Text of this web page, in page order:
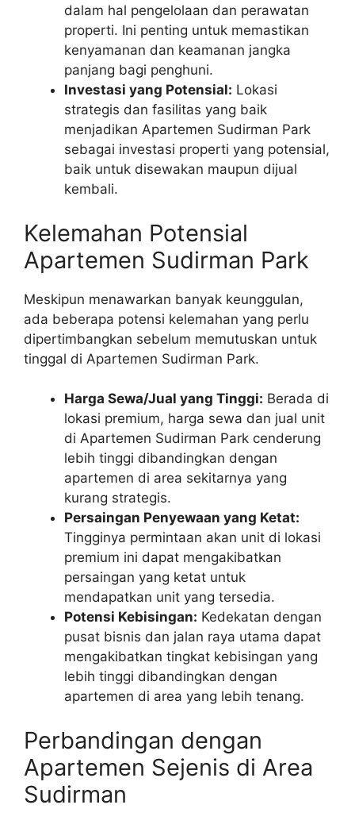
dalam hal pengelolaan dan perawatan
properti. Ini penting untuk memastikan
kenyamanan dan keamanan jangka
panjang bagi penghuni.
Investasi yang Potensial: Lokasi
strategis dan fasilitas yang baik
menjadikan Apartemen Sudirman Park
sebagai investasi properti yang potensial,
baik untuk disewakan maupun dijual
kembali.
Kelemahan Potensial
Apartemen Sudirman Park
Meskipun menawarkan banyak keunggulan,
ada beberapa potensi kelemahan yang perlu
dipertimbangkan sebelum memutuskan untuk
tinggal di Apartemen Sudirman Park.
Harga Sewa/Jual yang Tinggi: Berada di
lokasi premium, harga sewa dan jual unit
di Apartemen Sudirman Park cenderung
lebih tinggi dibandingkan dengan
apartemen di area sekitarnya yang
kurang strategis.
Persaingan Penyewaan yang Ketat:
Tingginya permintaan akan unit di lokasi
premium ini dapat mengakibatkan
persaingan yang ketat untuk
mendapatkan unit yang tersedia.
Potensi Kebisingan: Kedekatan dengan
pusat bisnis dan jalan raya utama dapat
mengakibatkan tingkat kebisingan yang
lebih tinggi dibandingkan dengan
apartemen di area yang lebih tenang.
Perbandingan dengan
Apartemen Sejenis di Area
Sudirman